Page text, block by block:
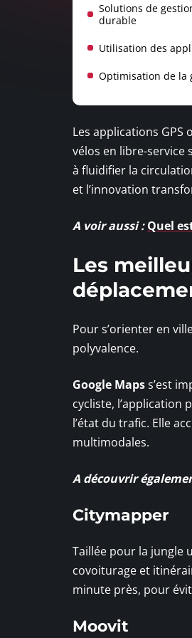
Solutions de
durable
Utilisation des
Optimisation de la
Les applications
vélos en libre-service
à fluidifier la
et l’innovation
A voir aussi : Quel
Les
Pour s’orienter en
polyvalence.
Google Mapss’est
cycliste,
l’état du trafic. Elle
multimodales.
A découvrir
Citymapper
Taillée pour la jungle
covoiturage et
minute près, pour
Moovit